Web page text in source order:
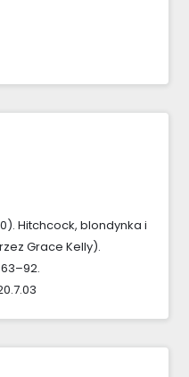
Hitchcock, blondynka i
Grace Kelly).